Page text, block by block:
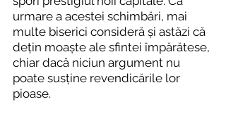
urmare a acestei schimbări, mai
multe biserici consideră și astăzi că
dețin moaște ale sfintei împărătese,
chiar dacă niciun argument nu
poate susține revendicările lor
pioase.